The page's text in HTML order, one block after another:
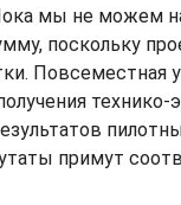
мы не можем
поскольку
Повсеместная
примут